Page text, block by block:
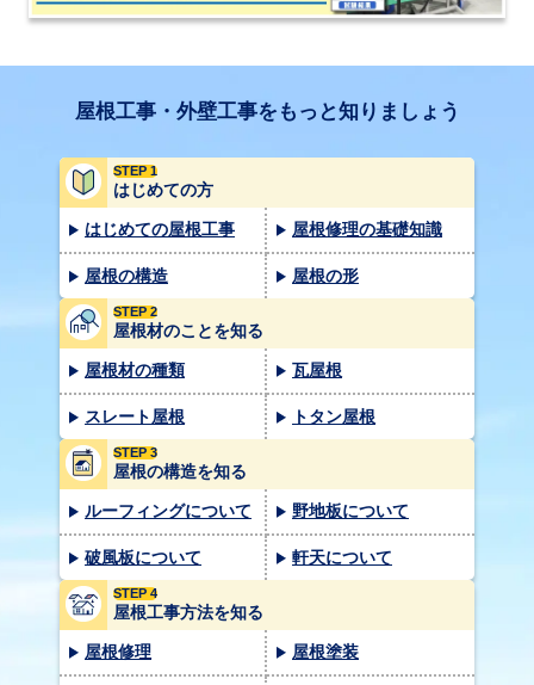
屋根工事・外壁工事をもっと知りましょう
STEP 1
はじめての方
はじめての屋根工事 屋根修理の基礎知識
屋根の構造 屋根の形
STEP 2
屋根材のことを知る
屋根材の種類 瓦屋根
スレート屋根 トタン屋根
STEP 3
屋根の構造を知る
ルーフィングについて 野地板について
破風板について 軒天について
STEP 4
屋根工事方法を知る
屋根修理 屋根塗装